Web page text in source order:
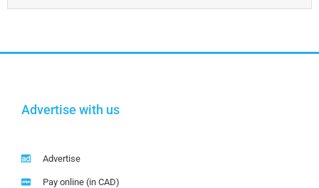
Advertise with us
Advertise
Pay online (in CAD)